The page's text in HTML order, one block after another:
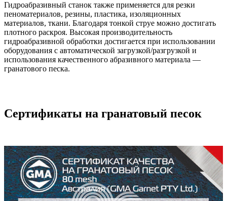
Гидроабразивный станок также применяется для резки
пеноматериалов, резины, пластика, изоляционных
материалов, ткани. Благодаря тонкой струе можно достигать
плотного раскроя. Высокая производительность
гидроабразивной обработки достигается при использовании
оборудования с автоматической загрузкой/разгрузкой и
использования качественного абразивного материала —
гранатового песка.
Сертификаты на гранатовый песок